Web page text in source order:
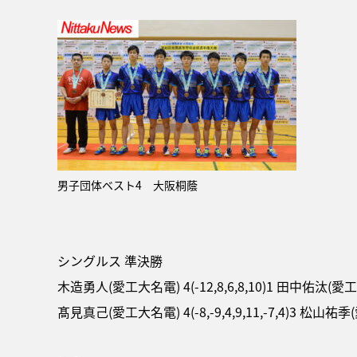
男子団体ベスト4 大阪桐蔭
シングルス 準決勝
木造勇人(愛工大名電) 4(-12,8,6,8,10)1 田中佑汰(愛
髙見真己(愛工大名電) 4(-8,-9,4,9,11,-7,4)3 松山祐季